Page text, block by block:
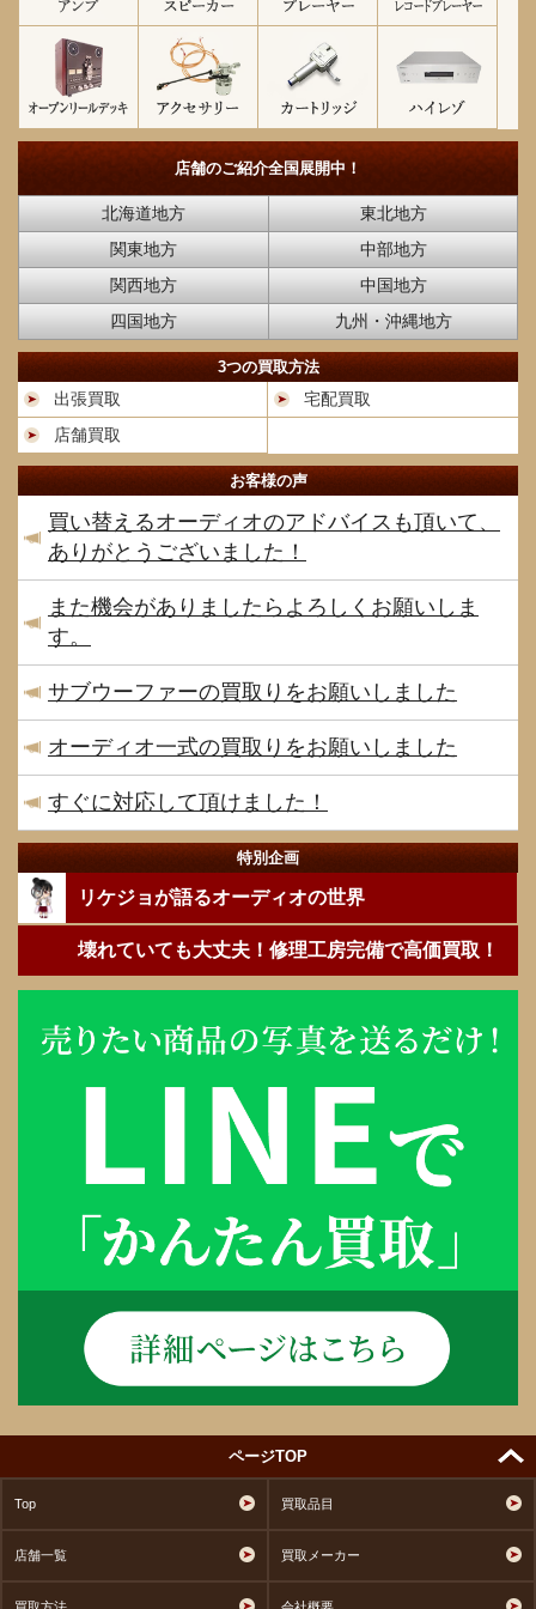
店舗のご紹介全国展開中！
北海道地方
東北地方
関東地方
中部地方
関西地方
中国地方
四国地方
九州・沖縄地方
3つの買取方法
出張買取
宅配買取
店舗買取
お客様の声
買い替えるオーディオのアドバイスも頂いて、
ありがとうございました！
また機会がありましたらよろしくお願いしま
す。
サブウーファーの買取りをお願いしました
オーディオ一式の買取りをお願いしました
すぐに対応して頂けました！
特別企画
リケジョが語るオーディオの世界
壊れていても大丈夫！修理工房完備で高価買取！
ページTOP
Top 買取品目
店舗一覧 買取メーカー
買取方法 会社概要